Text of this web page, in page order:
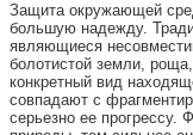
Защита окружающей
большую надежду.
являющиеся
болотистой земли,
конкретный вид
совпадают с
серьезно ее прогрессу.